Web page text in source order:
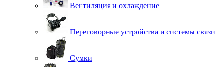
Вентиляция и охлаждение
Переговорные устройства и системы связи
Сумки